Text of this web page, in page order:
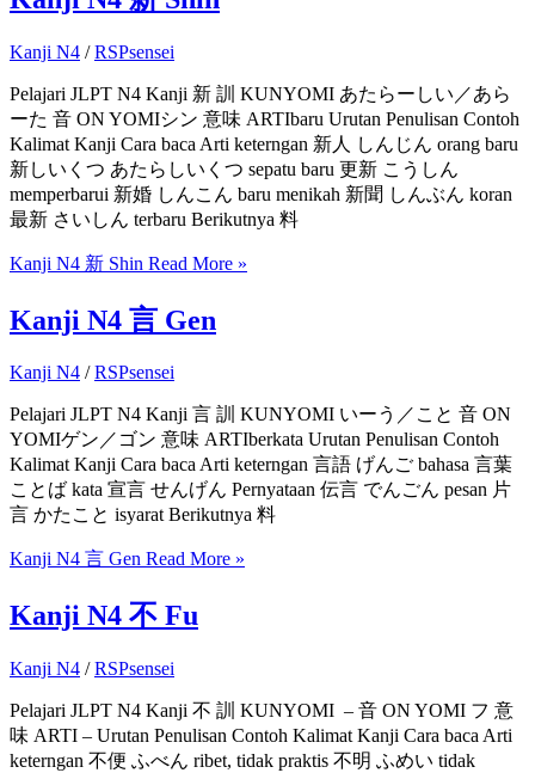
Kanji N4 /RSPsensei
Pelajari JLPT N4 Kanji 新 訓 KUNYOMI あたらーしい／あら
ーた 音 ON YOMIシン 意味 ARTIbaru Urutan Penulisan Contoh
Kalimat Kanji Cara baca Arti keterngan 新人 しんじん orang baru
新しいくつ あたらしいくつ sepatu baru 更新 こうしん
memperbarui 新婚 しんこん baru menikah 新聞 しんぶん koran
最新 さいしん terbaru Berikutnya 料
Kanji N4 新 Shin Read More »
Kanji N4 言 Gen
Kanji N4 /RSPsensei
Pelajari JLPT N4 Kanji 言 訓 KUNYOMI いーう／こと 音 ON
YOMIゲン／ゴン 意味 ARTIberkata Urutan Penulisan Contoh
Kalimat Kanji Cara baca Arti keterngan 言語 げんご bahasa 言葉
ことば kata 宣言 せんげん Pernyataan 伝言 でんごん pesan 片
言 かたこと isyarat Berikutnya 料
Kanji N4 言 Gen Read More »
Kanji N4 不 Fu
Kanji N4 /RSPsensei
Pelajari JLPT N4 Kanji 不 訓 KUNYOMI – 音 ON YOMI フ 意
味 ARTI – Urutan Penulisan Contoh Kalimat Kanji Cara baca Arti
keterngan 不便 ふべん ribet, tidak praktis 不明 ふめい tidak